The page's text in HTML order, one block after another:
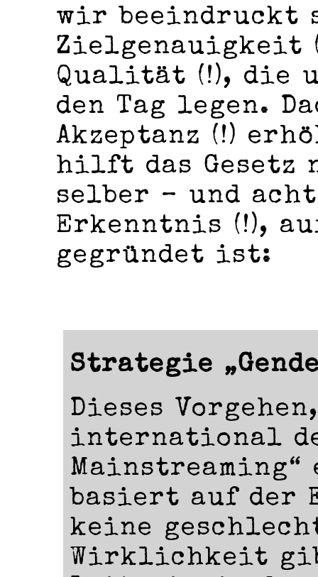
wir beeindruckt
Zielgenauigkeit
Qualität (!), die
den Tag legen.
Akzeptanz (!)
hilft das Gesetz
selber – und
Erkenntnis (!),
gegründet ist:
Strategie
Dieses
international
basiert auf der
keine
Wirklichkeit